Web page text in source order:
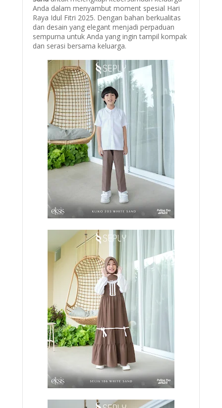
Anda dalam menyambut moment spesial Hari
Raya Idul Fitri 2025. Dengan bahan berkualitas
dan desain yang elegant menjadi perpaduan
sempurna untuk Anda yang ingin tampil kompak
dan serasi bersama keluarga.